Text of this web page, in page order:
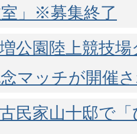
」※募集終了
公園陸上競技
マッチが開催
古民家山十邸で